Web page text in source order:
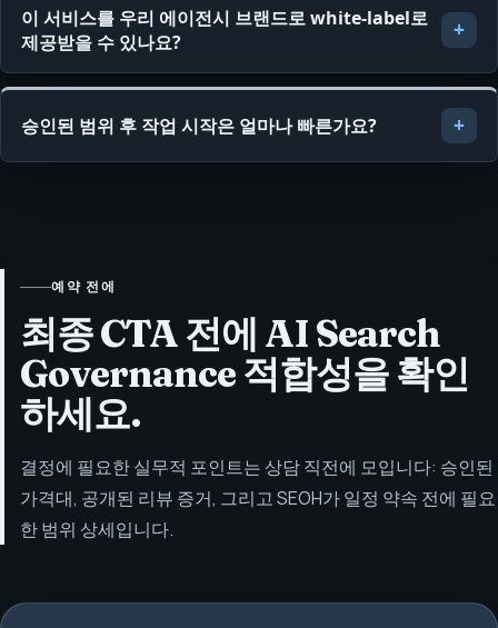
이 서비스를 우리 에이전시 브랜드로 white-label로
제공받을 수 있나요?
승인된 범위 후 작업 시작은 얼마나 빠른가요?
예약 전에
최종 CTA 전에 AI Search
Governance 적합성을 확인
하세요.
결정에 필요한 실무적 포인트는 상담 직전에 모입니다: 승인된
가격대, 공개된 리뷰 증거, 그리고 SEOH가 일정 약속 전에 필요
한 범위 상세입니다.